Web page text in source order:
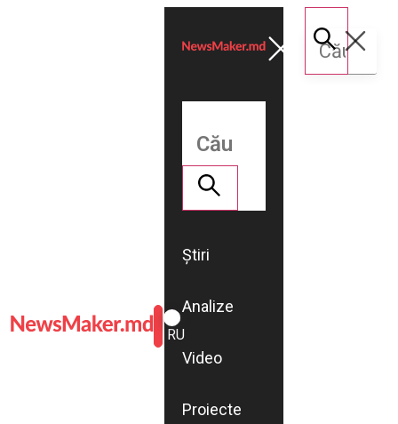
ROMÂNĂ
RU
Știri
Analize
Video
Proiecte